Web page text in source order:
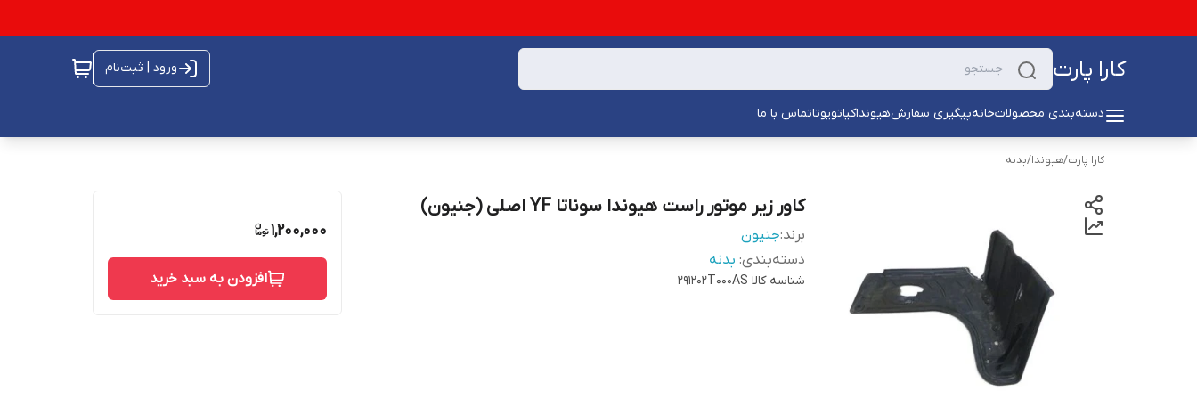
کارا پارت ورود | ثبت‌نام
دسته‌بندی محصولاتخانهپیگیری سفارشهیونداکیاتویوتاتماس با ما
کارا پارت/هیوندا/بدنه
کاور زیر موتور راست هیوندا سوناتا YF اصلی (جنیون)
برند:جنیون
دسته‌بندی: بدنه
شناسه کالا 291202T000AS
1,200,000
افزودن به سبد خرید